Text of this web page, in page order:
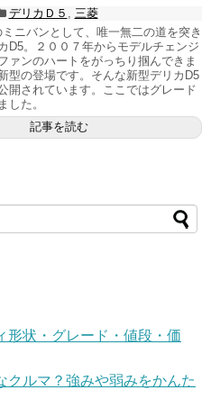
デリカＤ５
三菱
ニバンとして、唯一無二の道を突き
D5。２００７年からモデルチェンジ
ァンのハートをがっちり掴んできま
型の登場です。そんな新型デリカD5
開されています。ここではグレード
した。
記事を読む
形状・グレード・値段・価
クルマ？強みや弱みをかんた